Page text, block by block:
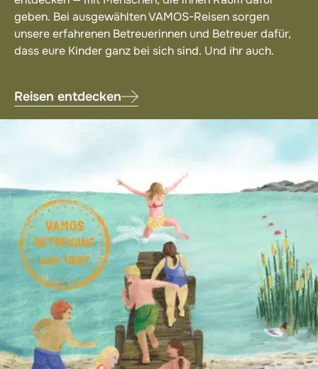
geben. Bei ausgewählten VAMOS-Reisen sorgen
unsere erfahrenen Betreuerinnen und Betreuer dafür,
dass eure Kinder ganz bei sich sind. Und ihr auch.
Reisen entdecken